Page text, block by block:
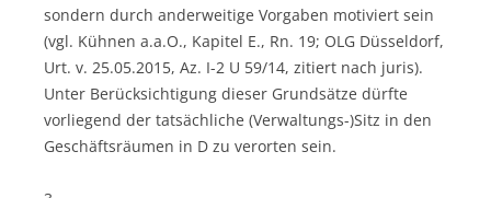
sondern durch anderweitige Vorgaben motiviert sein
(vgl. Kühnen a.a.O., Kapitel E., Rn. 19; OLG Düsseldorf,
Urt. v. 25.05.2015, Az. I-2 U 59/14, zitiert nach juris).
Unter Berücksichtigung dieser Grundsätze dürfte
vorliegend der tatsächliche (Verwaltungs-)Sitz in den
Geschäftsräumen in D zu verorten sein.